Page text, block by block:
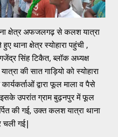
क्षेत्र अफजलगढ़ से कलश यात्रा
हुए थाना क्षेत्र स्योहारा पहुंची ,
सिंह टिकैत, ब्लॉक अध्यक्ष
की सात गाड़ियो को स्योहारा
द्वारा फूल माला व पैसे
इसके उपरांत ग्राम बुढ़नपुर में फूल
की गई, उक्त कलश यात्रा थाना
चली गई|